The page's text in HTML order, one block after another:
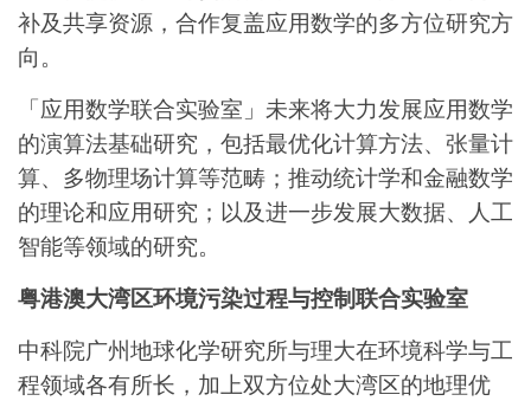
补及共享资源，合作复盖应用数学的多方位研究方
向。
「应用数学联合实验室」未来将大力发展应用数学
的演算法基础研究，包括最优化计算方法、张量计
算、多物理场计算等范畴；推动统计学和金融数学
的理论和应用研究；以及进一步发展大数据、人工
智能等领域的研究。
粤港澳大湾区环境污染过程与控制联合实验室
中科院广州地球化学研究所与理大在环境科学与工
程领域各有所长，加上双方位处大湾区的地理优